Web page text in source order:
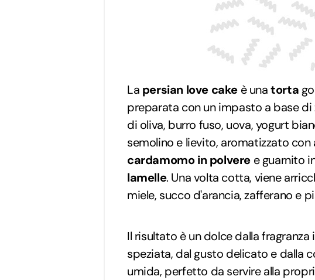
La persian love cake è unatorta
preparata con un impasto a base di
di oliva, burro fuso, uova, yogurt
semolino e lievito, aromatizzato con
cardamomo in polvere e guarnito
lamelle. Una volta cotta, viene
miele, succo d'arancia, zafferano e
Il risultato è un dolce dalla
speziata, dal gusto delicato e dalla
umida, perfetto da servire alla